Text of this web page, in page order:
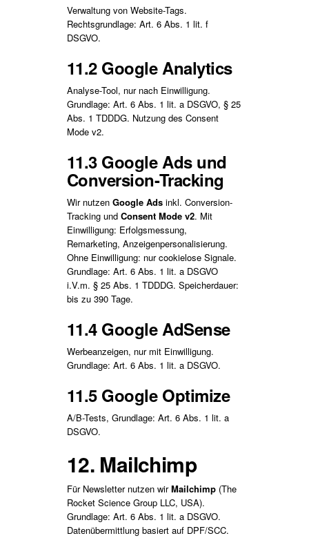
Verwaltung von Website-Tags.
Rechtsgrundlage: Art. 6 Abs. 1 lit. f
DSGVO.
11.2 Google Analytics
Analyse-Tool, nur nach Einwilligung.
Grundlage: Art. 6 Abs. 1 lit. a DSGVO, § 25
Abs. 1 TDDDG. Nutzung des Consent
Mode v2.
11.3 Google Ads und
Conversion-Tracking
Wir nutzen Google Adsinkl. Conversion-
Tracking und Consent Mode v2. Mit
Einwilligung: Erfolgsmessung,
Remarketing, Anzeigenpersonalisierung.
Ohne Einwilligung: nur cookielose Signale.
Grundlage: Art. 6 Abs. 1 lit. a DSGVO
i.V.m. § 25 Abs. 1 TDDDG. Speicherdauer:
bis zu 390 Tage.
11.4 Google AdSense
Werbeanzeigen, nur mit Einwilligung.
Grundlage: Art. 6 Abs. 1 lit. a DSGVO.
11.5 Google Optimize
A/B-Tests, Grundlage: Art. 6 Abs. 1 lit. a
DSGVO.
12. Mailchimp
Für Newsletter nutzen wirMailchimp(The
Rocket Science Group LLC, USA).
Grundlage: Art. 6 Abs. 1 lit. a DSGVO.
Datenübermittlung basiert auf DPF/SCC.